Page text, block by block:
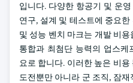
입니다. 다양한 항공기 및 운
연구, 설계 및 테스트에 중요
및 성능 벤치 마크는 개발 비
통합과 최첨단 능력의 업스케
요로 합니다. 이러한 높은 비
도전뿐만 아니라 군 조직, 잠